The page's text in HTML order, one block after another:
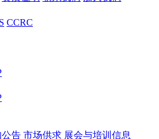
CCRC
告 市场供求 展会与培训信息